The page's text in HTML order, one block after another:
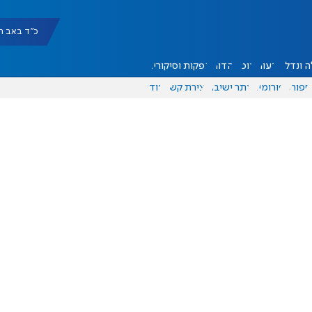
כ"ד באב תשפ"ו
ונדל"ן דעות אוכל יהדות הפקות וסיקורים
ספורט פורומים אתר ישיבה יצירת קשר עוד